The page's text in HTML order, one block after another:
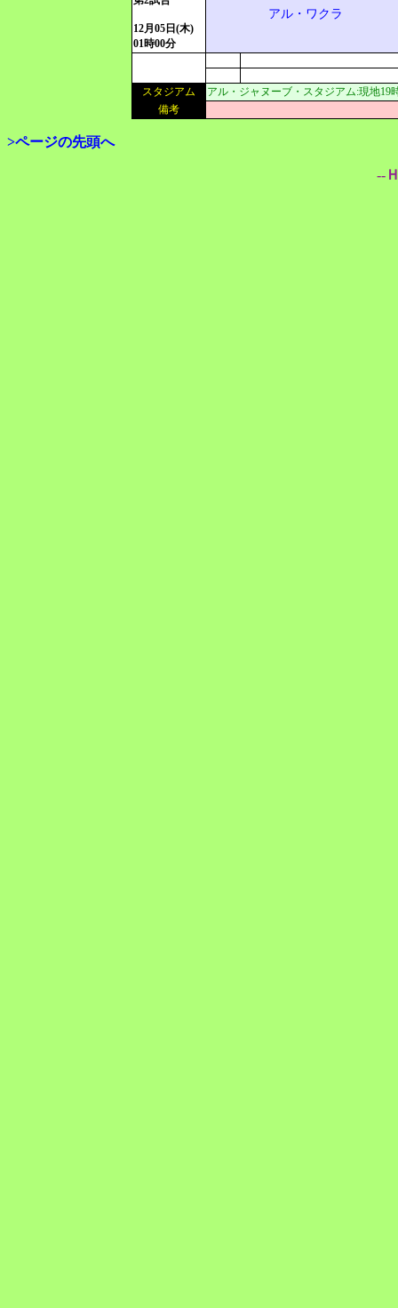
12月05日(木)
01時00分
アル・ワクラ
スタジアム
アル・ジャヌーブ・スタジアム:現地19
備考
>ページの先頭へ
--